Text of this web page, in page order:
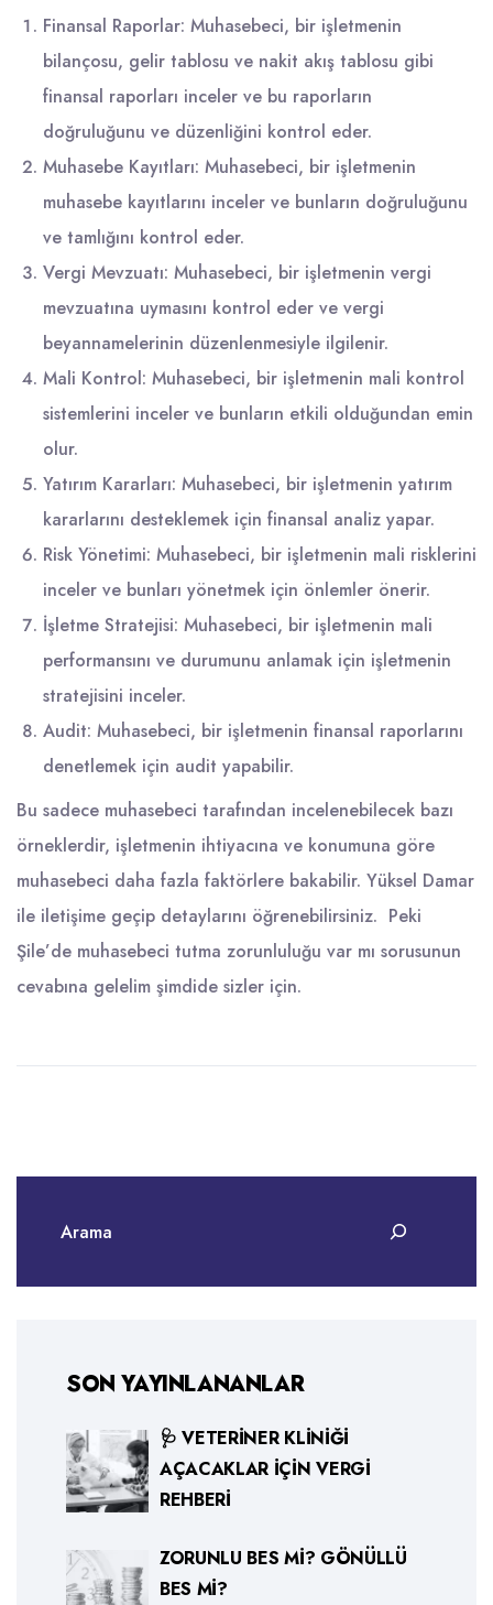
Finansal Raporlar: Muhasebeci, bir işletmenin
bilançosu, gelir tablosu ve nakit akış tablosu gibi
finansal raporları inceler ve bu raporların
doğruluğunu ve düzenliğini kontrol eder.
Muhasebe Kayıtları: Muhasebeci, bir işletmenin
muhasebe kayıtlarını inceler ve bunların doğruluğunu
ve tamlığını kontrol eder.
Vergi Mevzuatı: Muhasebeci, bir işletmenin vergi
mevzuatına uymasını kontrol eder ve vergi
beyannamelerinin düzenlenmesiyle ilgilenir.
Mali Kontrol: Muhasebeci, bir işletmenin mali kontrol
sistemlerini inceler ve bunların etkili olduğundan emin
olur.
Yatırım Kararları: Muhasebeci, bir işletmenin yatırım
kararlarını desteklemek için finansal analiz yapar.
Risk Yönetimi: Muhasebeci, bir işletmenin mali risklerini
inceler ve bunları yönetmek için önlemler önerir.
İşletme Stratejisi: Muhasebeci, bir işletmenin mali
performansını ve durumunu anlamak için işletmenin
stratejisini inceler.
Audit: Muhasebeci, bir işletmenin finansal raporlarını
denetlemek için audit yapabilir.
Bu sadece muhasebeci tarafından incelenebilecek bazı
örneklerdir, işletmenin ihtiyacına ve konumuna göre
muhasebeci daha fazla faktörlere bakabilir. Yüksel Damar
ile iletişime geçip detaylarını öğrenebilirsiniz. Peki
Şile’de muhasebeci tutma zorunluluğu var mı sorusunun
cevabına gelelim şimdide sizler için.
SON YAYINLANANLAR
🩺 VETERINER KLINIĞI
AÇACAKLAR İÇIN VERGI
REHBERI
ZORUNLU BES MI? GÖNÜLLÜ
BES MI?